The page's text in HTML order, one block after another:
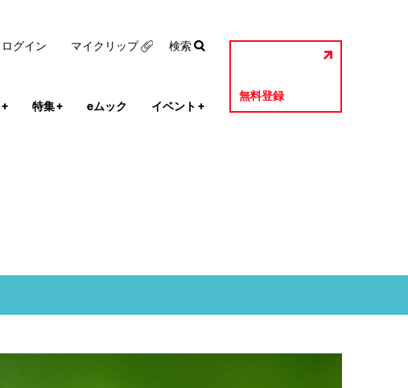
+ 特集+ eムック イベント +
無料登録
ログイン マイクリップ 検索